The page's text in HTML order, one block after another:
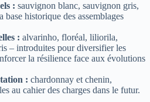
: sauvignon blanc, sauvignon gris,
historique des assemblages
: alvarinho, floréal, liliorila,
– introduites pour diversifier les
la résilience face aux évolutions
: chardonnay et chenin,
au cahier des charges dans le futur.